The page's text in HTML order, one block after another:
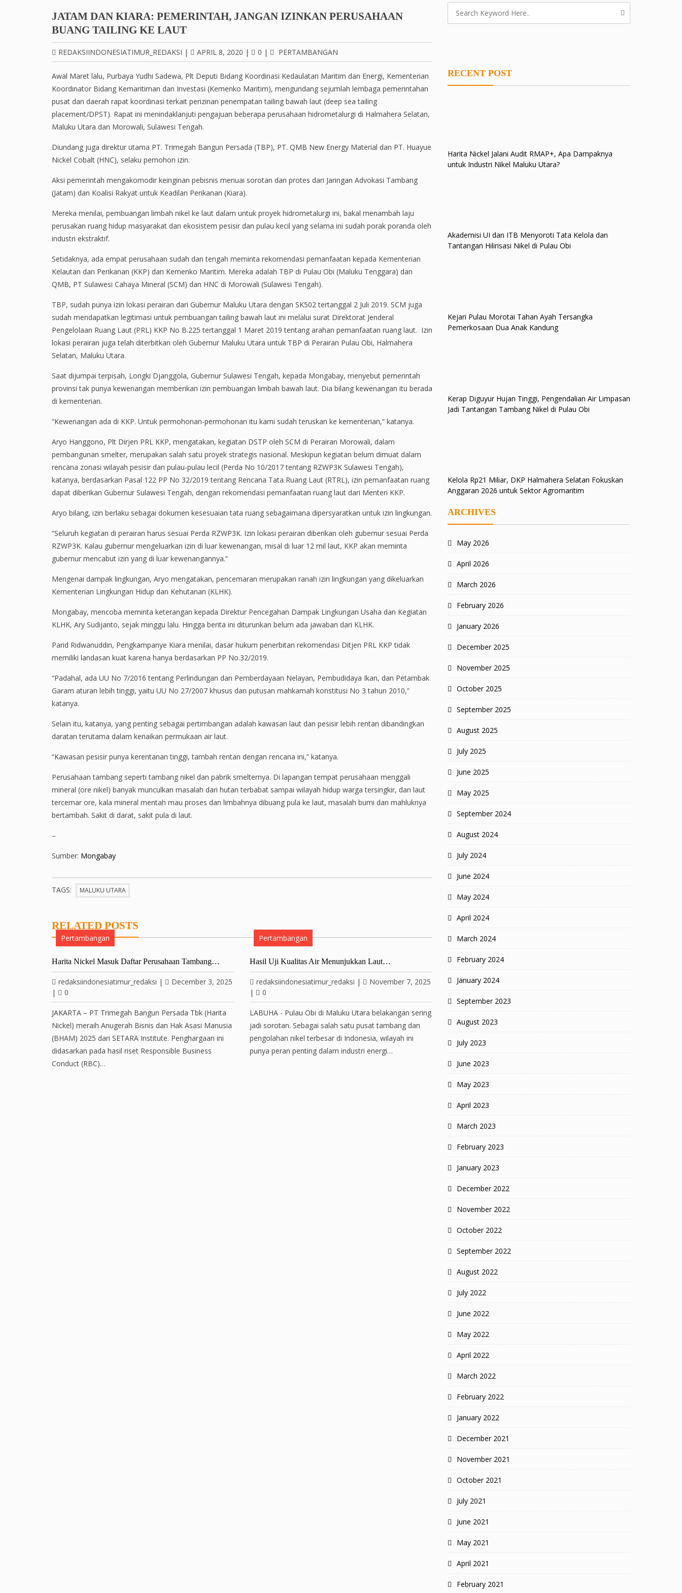
JATAM DAN KIARA: PEMERINTAH, JANGAN IZINKAN PERUSAHAAN
BUANG TAILING KE LAUT
REDAKSIINDONESIATIMUR_REDAKSI | APRIL 8, 2020 | 0 | PERTAMBANGAN
Awal Maret lalu, Purbaya Yudhi Sadewa, Plt Deputi Bidang Koordinasi Kedaulatan Maritim dan Energi, Kementerian
Koordinator Bidang Kemaritiman dan Investasi (Kemenko Maritim), mengundang sejumlah lembaga pemerintahan
pusat dan daerah rapat koordinasi terkait perizinan penempatan tailing bawah laut (deep sea tailing
placement/DPST). Rapat ini menindaklanjuti pengajuan beberapa perusahaan hidrometalurgi di Halmahera Selatan,
Maluku Utara dan Morowali, Sulawesi Tengah.
Diundang juga direktur utama PT. Trimegah Bangun Persada (TBP), PT. QMB New Energy Material dan PT. Huayue
Nickel Cobalt (HNC), selaku pemohon izin.
Aksi pemerintah mengakomodir keinginan pebisnis menuai sorotan dan protes dari Jaringan Advokasi Tambang
(Jatam) dan Koalisi Rakyat untuk Keadilan Perikanan (Kiara).
Mereka menilai, pembuangan limbah nikel ke laut dalam untuk proyek hidrometalurgi ini, bakal menambah laju
perusakan ruang hidup masyarakat dan ekosistem pesisir dan pulau kecil yang selama ini sudah porak poranda oleh
industri ekstraktif.
Setidaknya, ada empat perusahaan sudah dan tengah meminta rekomendasi pemanfaatan kepada Kementerian
Kelautan dan Perikanan (KKP) dan Kemenko Maritim. Mereka adalah TBP di Pulau Obi (Maluku Tenggara) dan
QMB, PT Sulawesi Cahaya Mineral (SCM) dan HNC di Morowali (Sulawesi Tengah).
TBP, sudah punya izin lokasi perairan dari Gubernur Maluku Utara dengan SK502 tertanggal 2 Juli 2019. SCM juga
sudah mendapatkan legitimasi untuk pembuangan tailing bawah laut ini melalui surat Direktorat Jenderal
Pengelolaan Ruang Laut (PRL) KKP No B.225 tertanggal 1 Maret 2019 tentang arahan pemanfaatan ruang laut. Izin
lokasi perairan juga telah diterbitkan oleh Gubernur Maluku Utara untuk TBP di Perairan Pulau Obi, Halmahera
Selatan, Maluku Utara.
Saat dijumpai terpisah, Longki Djanggola, Gubernur Sulawesi Tengah, kepada Mongabay, menyebut pemerintah
provinsi tak punya kewenangan memberikan izin pembuangan limbah bawah laut. Dia bilang kewenangan itu berada
di kementerian.
“Kewenangan ada di KKP. Untuk permohonan-permohonan itu kami sudah teruskan ke kementerian,” katanya.
Aryo Hanggono, Plt Dirjen PRL KKP, mengatakan, kegiatan DSTP oleh SCM di Perairan Morowali, dalam
pembangunan smelter, merupakan salah satu proyek strategis nasional. Meskipun kegiatan belum dimuat dalam
rencana zonasi wilayah pesisir dan pulau-pulau lecil (Perda No 10/2017 tentang RZWP3K Sulawesi Tengah),
katanya, berdasarkan Pasal 122 PP No 32/2019 tentang Rencana Tata Ruang Laut (RTRL), izin pemanfaatan ruang
dapat diberikan Gubernur Sulawesi Tengah, dengan rekomendasi pemanfaatan ruang laut dari Menteri KKP.
Aryo bilang, izin berlaku sebagai dokumen kesesuaian tata ruang sebagaimana dipersyaratkan untuk izin lingkungan.
“Seluruh kegiatan di perairan harus sesuai Perda RZWP3K. Izin lokasi perairan diberikan oleh gubernur sesuai Perda
RZWP3K. Kalau gubernur mengeluarkan izin di luar kewenangan, misal di luar 12 mil laut, KKP akan meminta
gubernur mencabut izin yang di luar kewenangannya.”
Mengenai dampak lingkungan, Aryo mengatakan, pencemaran merupakan ranah izin lingkungan yang dikeluarkan
Kementerian Lingkungan Hidup dan Kehutanan (KLHK).
Mongabay, mencoba meminta keterangan kepada Direktur Pencegahan Dampak Lingkungan Usaha dan Kegiatan
KLHK, Ary Sudijanto, sejak minggu lalu. Hingga berita ini diturunkan belum ada jawaban dari KLHK.
Parid Ridwanuddin, Pengkampanye Kiara menilai, dasar hukum penerbitan rekomendasi Ditjen PRL KKP tidak
memiliki landasan kuat karena hanya berdasarkan PP No.32/2019.
“Padahal, ada UU No 7/2016 tentang Perlindungan dan Pemberdayaan Nelayan, Pembudidaya Ikan, dan Petambak
Garam aturan lebih tinggi, yaitu UU No 27/2007 khusus dan putusan mahkamah konstitusi No 3 tahun 2010,”
katanya.
Selain itu, katanya, yang penting sebagai pertimbangan adalah kawasan laut dan pesisir lebih rentan dibandingkan
daratan terutama dalam kenaikan permukaan air laut.
“Kawasan pesisir punya kerentanan tinggi, tambah rentan dengan rencana ini,” katanya.
Perusahaan tambang seperti tambang nikel dan pabrik smelternya. Di lapangan tempat perusahaan menggali
mineral (ore nikel) banyak munculkan masalah dari hutan terbabat sampai wilayah hidup warga tersingkir, dan laut
tercemar ore, kala mineral mentah mau proses dan limbahnya dibuang pula ke laut, masalah bumi dan mahluknya
bertambah. Sakit di darat, sakit pula di laut.
–
Sumber: Mongabay
TAGS: MALUKU UTARA
RELATED POSTS
Pertambangan
Harita Nickel Masuk Daftar Perusahaan Tambang…
redaksiindonesiatimur_redaksi |
December 3, 2025
|
0
JAKARTA – PT Trimegah Bangun Persada Tbk (Harita
Nickel) meraih Anugerah Bisnis dan Hak Asasi Manusia
(BHAM) 2025 dari SETARA Institute. Penghargaan ini
didasarkan pada hasil riset Responsible Business
Conduct (RBC)…
Pertambangan
Hasil Uji Kualitas Air Menunjukkan Laut…
redaksiindonesiatimur_redaksi |
November 7, 2025
|
0
LABUHA - Pulau Obi di Maluku Utara belakangan sering
jadi sorotan. Sebagai salah satu pusat tambang dan
pengolahan nikel terbesar di Indonesia, wilayah ini
punya peran penting dalam industri energi…
RECENT POST
Harita Nickel Jalani Audit RMAP+, Apa Dampaknya
untuk Industri Nikel Maluku Utara?
Akademisi UI dan ITB Menyoroti Tata Kelola dan
Tantangan Hilirisasi Nikel di Pulau Obi
Kejari Pulau Morotai Tahan Ayah Tersangka
Pemerkosaan Dua Anak Kandung
Kerap Diguyur Hujan Tinggi, Pengendalian Air Limpasan
Jadi Tantangan Tambang Nikel di Pulau Obi
Kelola Rp21 Miliar, DKP Halmahera Selatan Fokuskan
Anggaran 2026 untuk Sektor Agromaritim
ARCHIVES
May 2026
April 2026
March 2026
February 2026
January 2026
December 2025
November 2025
October 2025
September 2025
August 2025
July 2025
June 2025
May 2025
September 2024
August 2024
July 2024
June 2024
May 2024
April 2024
March 2024
February 2024
January 2024
September 2023
August 2023
July 2023
June 2023
May 2023
April 2023
March 2023
February 2023
January 2023
December 2022
November 2022
October 2022
September 2022
August 2022
July 2022
June 2022
May 2022
April 2022
March 2022
February 2022
January 2022
December 2021
November 2021
October 2021
July 2021
June 2021
May 2021
April 2021
February 2021